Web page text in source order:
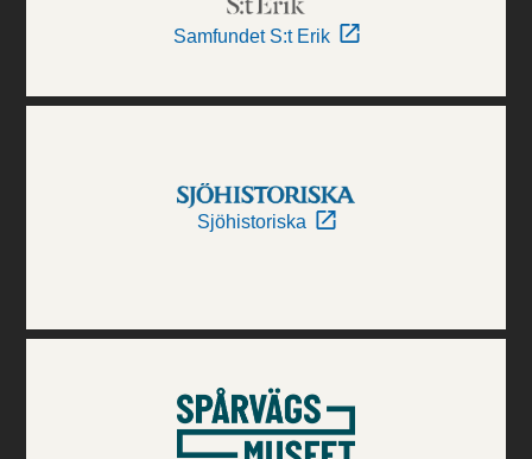
Samfundet S:t Erik
Sjöhistoriska